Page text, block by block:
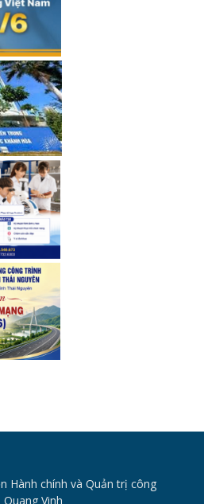
Hành chính và Quản trị công
Vinh